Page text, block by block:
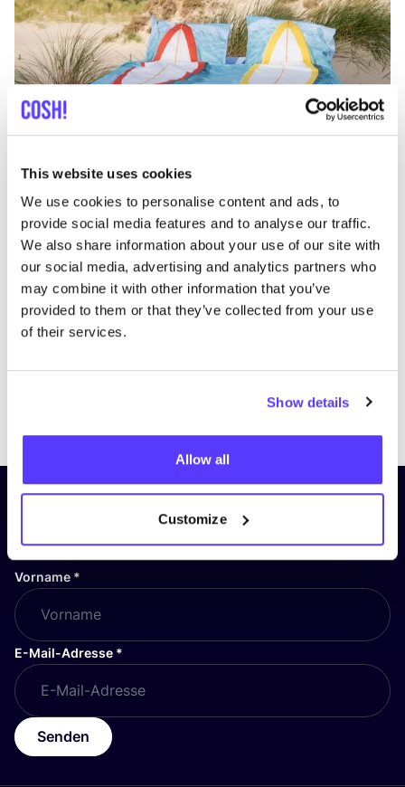
This website uses cookies
We use cookies to personalise content and ads, to
provide social media features and to analyse our traffic.
We also share information about your use of our site with
our social media, advertising and analytics partners who
may combine it with other information that you’ve
provided to them or that they’ve collected from your use
of their services.
Show details
Allow all
Customize
PreviousNext
Abonniere unseren Newsletter
und bleibe auf dem Laufenden!
Vorname *
E-Mail-Adresse *
Senden